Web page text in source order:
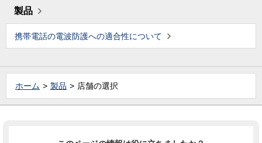
製品
携帯電話の電波防護への適合性について
ホーム 製品 店舗の選択